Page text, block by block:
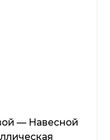
— Навесной